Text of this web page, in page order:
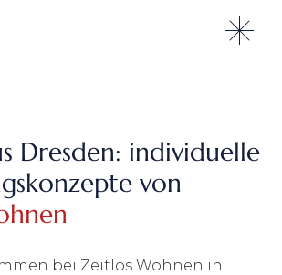
Dresden: individuelle
von
bei Zeitlos Wohnen in